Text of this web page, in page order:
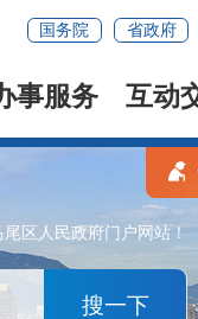
国务院 省政府
事服务 互动
区人民政府门户网站！
搜一下